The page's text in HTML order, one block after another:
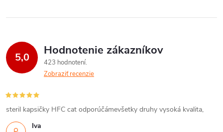
v
y
v
ý
p
5,0 Hodnotenie zákazníkov
423 hodnotení
Zobraziť recenzie
Iva
steril kapsičky HFC cat odporúčámevšetky druhy vysoká kvalita,